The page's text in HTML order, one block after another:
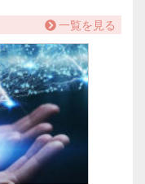
一覧を見る